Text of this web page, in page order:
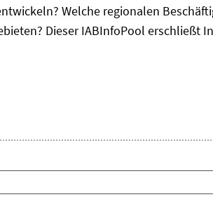
Welche regionalen
DieserIABInfoPool erschließt